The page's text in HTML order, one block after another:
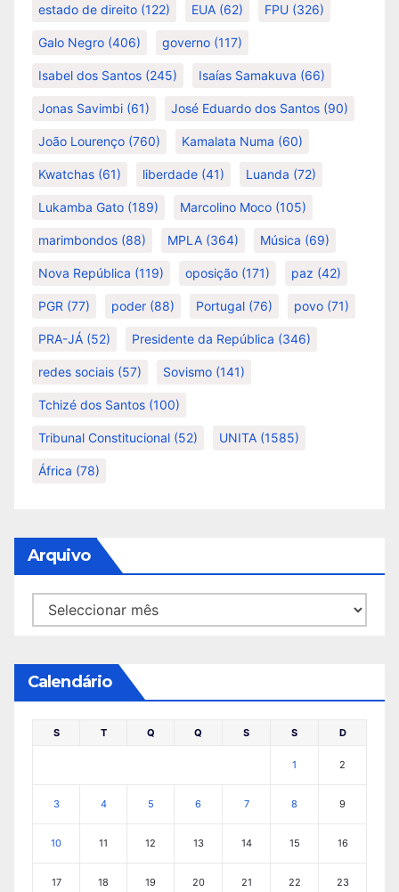
estado de direito (122) EUA (62) FPU (326)
Galo Negro (406) governo (117)
Isabel dos Santos (245) Isaías Samakuva (66)
Jonas Savimbi (61) José Eduardo dos Santos (90)
João Lourenço (760) Kamalata Numa (60)
Kwatchas (61) liberdade (41) Luanda (72)
Lukamba Gato (189) Marcolino Moco (105)
marimbondos (88) MPLA (364) Música (69)
Nova República (119) oposição (171) paz (42)
PGR (77) poder (88) Portugal (76) povo (71)
PRA-JÁ (52) Presidente da República (346)
redes sociais (57) Sovismo (141)
Tchizé dos Santos (100)
Tribunal Constitucional (52) UNITA (1585)
África (78)
Arquivo
Arquivo
Calendário
S T Q Q S S D
1 2
3 4 5 6 7 8 9
10 11 12 13 14 15 16
17 18 19 20 21 22 23